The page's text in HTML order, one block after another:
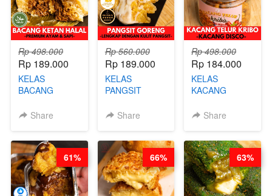
Rp 498.000
Rp 189.000
KELAS
BACANG
PREMIUM
Share
Rp 560.000
Rp 189.000
KELAS
PANGSIT
LENGKAP
PANGSIT -BY
CHEF DITA
Share
Rp 498.000
Rp 184.000
KELAS
KACANG
KACANG
Share
61% 66% 63%